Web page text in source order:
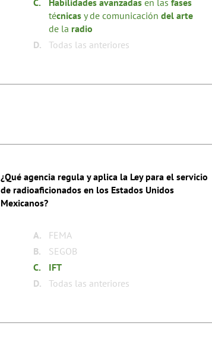
C.
Habilidades avanzadasen las fases
técnicasy de comunicación del arte
de la radio
D.
Todas las anteriores
¿Qué agencia regula y aplica la Ley para el servicio
de radioaficionados en los Estados Unidos
Mexicanos?
A.
FEMA
B.
SEGOB
C.
IFT
D.
Todas las anteriores
This question does not yet have an explanation!
Register to add one